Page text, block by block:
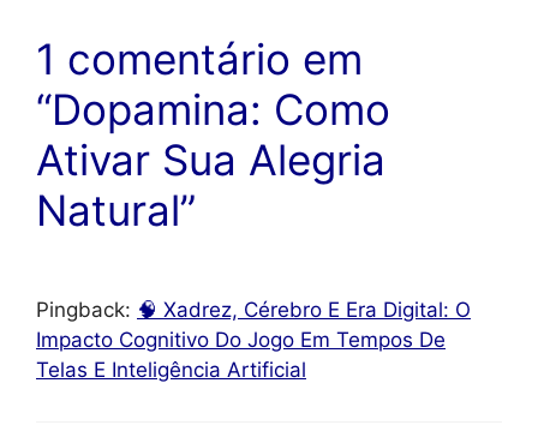
1 comentário em
“Dopamina: Como
Ativar Sua Alegria
Natural”
Pingback: 🧠 Xadrez, Cérebro E Era Digital: O
Impacto Cognitivo Do Jogo Em Tempos De
Telas E Inteligência Artificial